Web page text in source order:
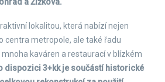
lokalitou, která nabízí nejen
centra metropole, ale také řadu
kaváren a restaurací v blízkém
dispozici 3+kk je součástí historické